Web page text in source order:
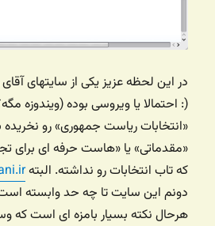
در این لحظه عزیز یکی از سایتهای
(: احتمالا یا ویروسی بوده (ویندوزه
«انتخابات ریاست جمهوری» رو
«مقدماتی» یا «هاست حرفه ای برای
که تاب انتخابات رو نداشته. البته
دونم این سایت تا چه حد وابسته
هرحال نکته بسیار بامزه ای است که